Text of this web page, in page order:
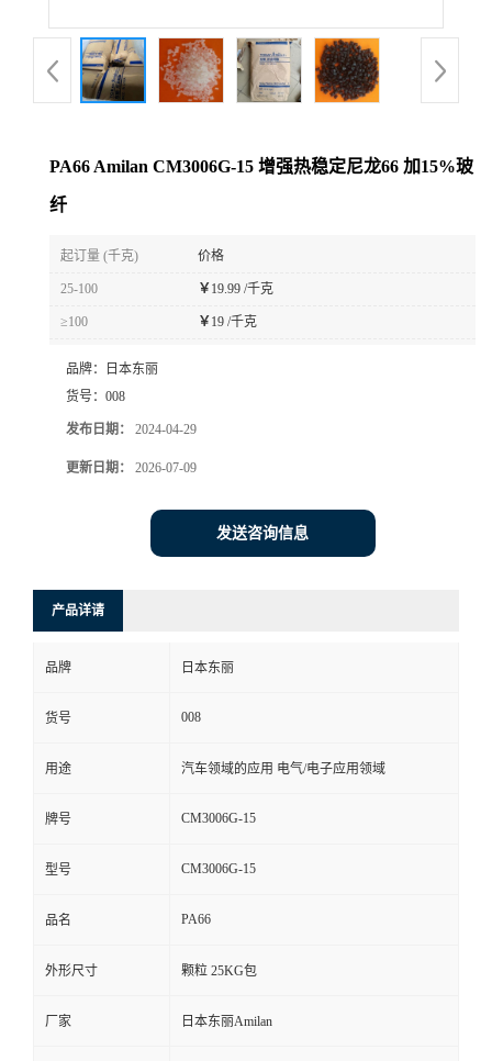
品
展
在
PA66 Amilan CM3006G-15 增强热稳定尼龙66 加15%玻
纤
起订量 (千克) 价格
25-100 ￥19.99 /千克
≥100 ￥19 /千克
品牌：
日本东丽
货号： 008
发布日期： 2024-04-29
更新日期： 2026-07-09
发送咨询信息
产品详请
品牌 日本东丽
货号 008
用途 汽车领域的应用 电气/电子应用领域
牌号 CM3006G-15
型号 CM3006G-15
品名 PA66
外形尺寸 颗粒 25KG包
厂家 日本东丽Amilan